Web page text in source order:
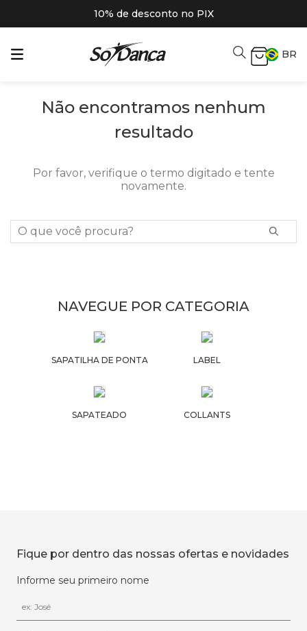
10% de desconto no PIX
BR
Não encontramos nenhum
resultado
Por favor, verifique o termo digitado e tente
novamente.
O que você procura?
NAVEGUE POR CATEGORIA
SAPATILHA DE PONTA LABEL
SAPATEADO COLLANTS
Fique por dentro das nossas ofertas e novidades
Informe seu primeiro nome